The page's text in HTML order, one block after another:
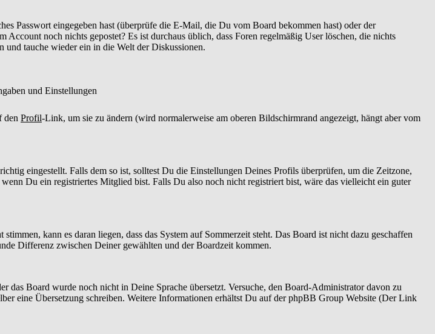
Passwort eingegeben hast (überprüfe die E-Mail, die Du vom Board bekommen hast) oder der
noch nichts gepostet? Es ist durchaus üblich, dass Foren regelmäßig User löschen, die nichts
und tauche wieder ein in die Welt der Diskussionen.
und Einstellungen
den Profil-Link, um sie zu ändern (wird normalerweise am oberen Bildschirmrand angezeigt, hängt aber vom
eingestellt. Falls dem so ist, solltest Du die Einstellungen Deines Profils überprüfen, um die Zeitzone,
Du ein registriertes Mitglied bist. Falls Du also noch nicht registriert bist, wäre das vielleicht ein guter
kann es daran liegen, dass das System auf Sommerzeit steht. Das Board ist nicht dazu geschaffen
Differenz zwischen Deiner gewählten und der Boardzeit kommen.
Board wurde noch nicht in Deine Sprache übersetzt. Versuche, den Board-Administrator davon zu
eine Übersetzung schreiben. Weitere Informationen erhältst Du auf der phpBB Group Website (Der Link